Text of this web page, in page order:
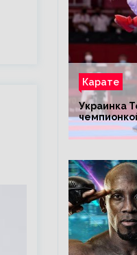
Карате
Украинка